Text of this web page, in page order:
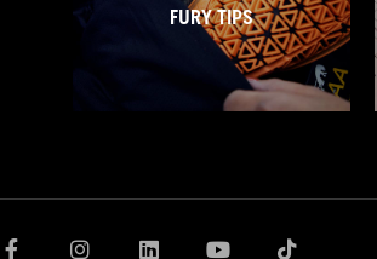
FURY TIPS
F
I
L
Y
T